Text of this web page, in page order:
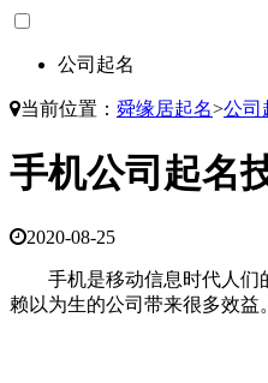
公司起名
当前位置： 舜缘居起名>公司
手机公司起名
2020-08-25
手机是移动信息时代人们的
赖以为生的公司带来很多效